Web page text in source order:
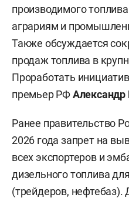
производимого
аграриям и
Также обсуждается
продаж топлива в
Проработать
премьер РФАлександр
Ранее правительство
2026 года запрет на
всех экспортеров и
дизельного топлива
(трейдеров,